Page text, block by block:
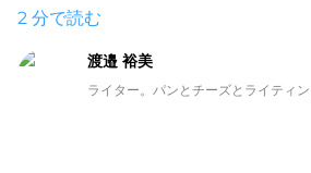
2 分で読む
渡邉 裕美
ライター。パンとチーズとライティ